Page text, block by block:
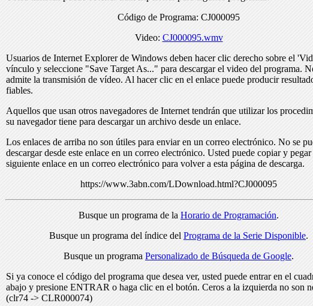
Código de Programa: CJ000095
Video: CJ000095.wmv
Usuarios de Internet Explorer de Windows deben hacer clic derecho sobre el
vínculo y seleccione "Save Target As..." para descargar el video del programa.
admite la transmisión de vídeo. Al hacer clic en el enlace puede producir
fiables.
Aquellos que usan otros navegadores de Internet tendrán que utilizar los
su navegador tiene para descargar un archivo desde un enlace.
Los enlaces de arriba no son útiles para enviar en un correo electrónico. No se
descargar desde este enlace en un correo electrónico. Usted puede copiar y pegar
siguiente enlace en un correo electrónico para volver a esta página de descarga.
https://www.3abn.com/LDownload.html?CJ000095
Busque un programa de la Horario de Programación.
Busque un programa del índice del Programa de la Serie Disponible.
Busque un programa Personalizado de Búsqueda de Google.
Si ya conoce el código del programa que desea ver, usted puede entrar en el
abajo y presione ENTRAR o haga clic en el botón. Ceros a la izquierda no son
(clr74 -> CLR000074)